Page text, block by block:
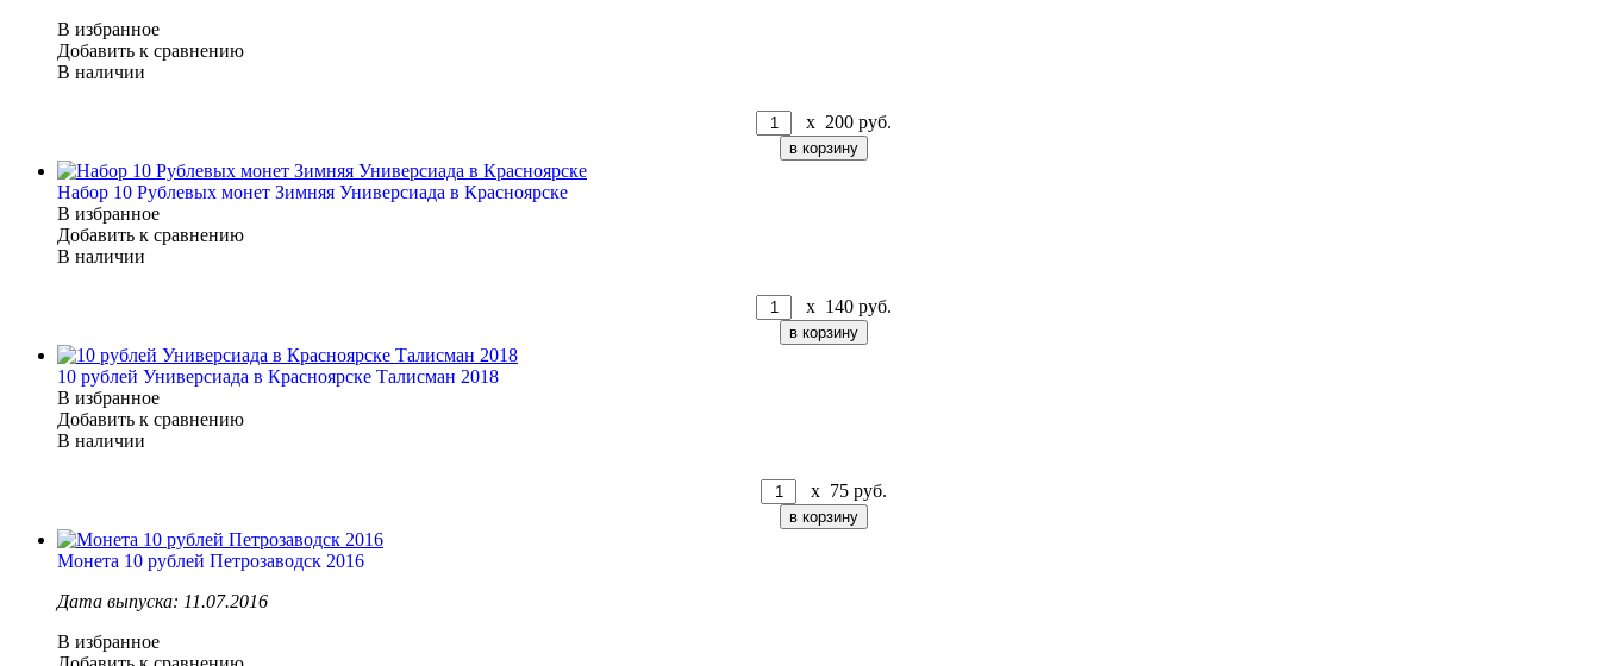
В избранное
Добавить к сравнению
В наличии
x 200 руб.
Набор 10 Рублевых монет Зимняя Универсиада в Красноярске
В избранное
Добавить к сравнению
В наличии
x 140 руб.
10 рублей Универсиада в Красноярске Талисман 2018
В избранное
Добавить к сравнению
В наличии
x 75 руб.
Монета 10 рублей Петрозаводск 2016
Дата выпуска: 11.07.2016
В избранное